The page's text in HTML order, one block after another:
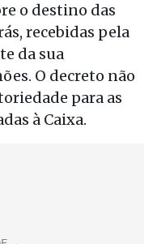
o destino das
recebidas pela
da sua
O decreto não
para as
à Caixa.